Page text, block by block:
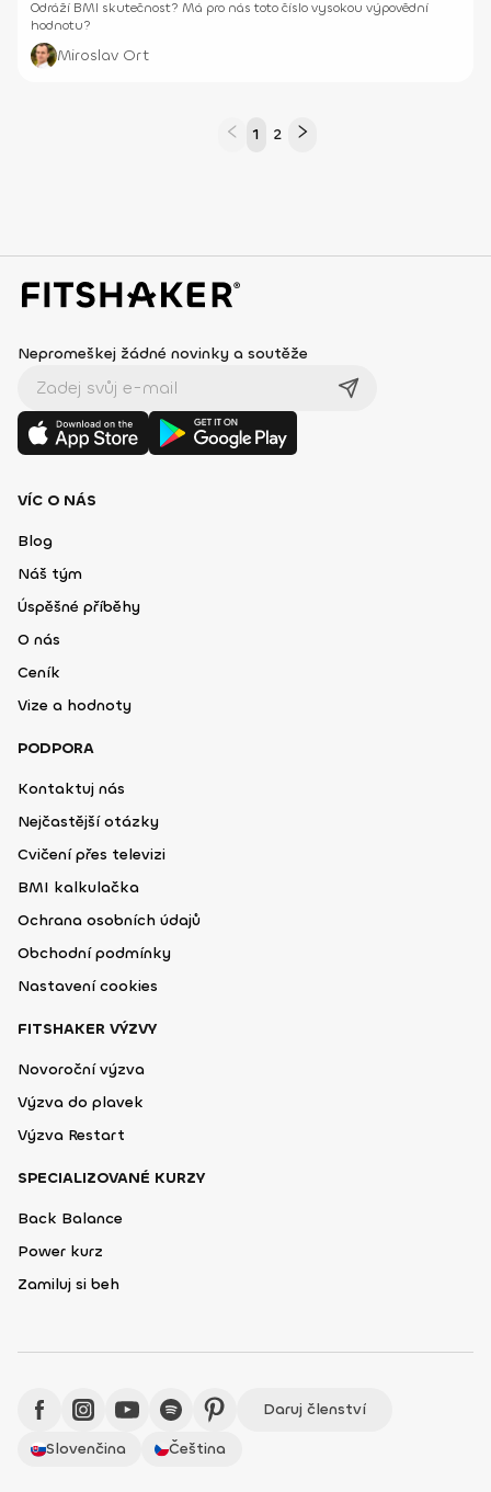
Odráží BMI skutečnost? Má pro nás toto číslo vysokou výpovědní
hodnotu?
Miroslav Ort
1 2
Nepromeškej žádné novinky a soutěže
VÍC O NÁS
Blog
Náš tým
Úspěšné příběhy
O nás
Ceník
Vize a hodnoty
PODPORA
Kontaktuj nás
Nejčastější otázky
Cvičení přes televizi
BMI kalkulačka
Ochrana osobních údajů
Obchodní podmínky
Nastavení cookies
FITSHAKER VÝZVY
Novoroční výzva
Výzva do plavek
Výzva Restart
SPECIALIZOVANÉ KURZY
Back Balance
Power kurz
Zamiluj si beh
Daruj členství
Slovenčina
Čeština